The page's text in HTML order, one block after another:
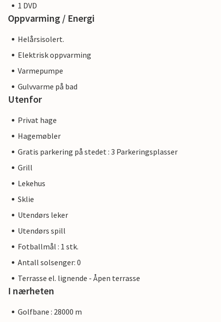
1 DVD
Oppvarming / Energi
Helårsisolert.
Elektrisk oppvarming
Varmepumpe
Gulvvarme på bad
Utenfor
Privat hage
Hagemøbler
Gratis parkering på stedet : 3 Parkeringsplasser
Grill
Lekehus
Sklie
Utendørs leker
Utendørs spill
Fotballmål : 1 stk.
Antall solsenger: 0
Terrasse el. lignende - Åpen terrasse
I nærheten
Golfbane : 28000 m